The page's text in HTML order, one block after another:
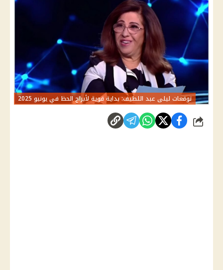
توقعات ليلى عبد اللطيف: بداية قوية لأبراج الحظ في يونيو 2025
شارك